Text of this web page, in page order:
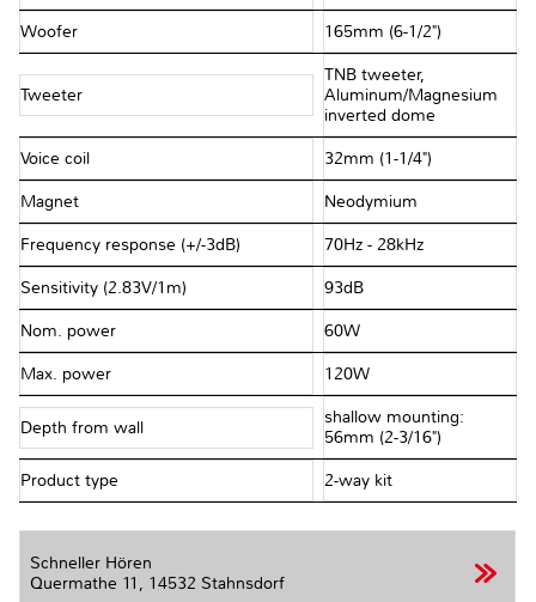
Woofer 165mm (6-1/2")
Tweeter
TNB tweeter,
Aluminum/Magnesium
inverted dome
Voice coil 32mm (1-1/4")
Magnet Neodymium
Frequency response (+/-3dB) 70Hz - 28kHz
Sensitivity (2.83V/1m) 93dB
Nom. power 60W
Max. power 120W
Depth from wall
shallow mounting:
56mm (2-3/16")
Product type 2-way kit
Schneller Hören
Quermathe 11, 14532 Stahnsdorf